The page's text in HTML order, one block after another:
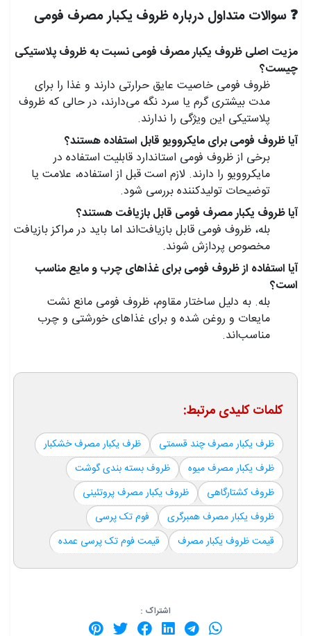
❓ سوالات متداول درباره ظروف یکبار مصرف فومی
مزیت اصلی ظروف یکبار مصرف فومی نسبت به ظروف پلاستیکی
چیست؟
ظروف فومی خاصیت عایق حرارتی دارند و غذا را برای
مدت بیشتری گرم یا سرد نگه می‌دارند، در حالی که ظروف
پلاستیکی این ویژگی را ندارند.
آیا ظروف فومی برای مایکروویو قابل استفاده هستند؟
برخی از ظروف فومی استاندارد قابلیت استفاده در
مایکروویو را دارند. لازم است قبل از استفاده، علامت یا
توضیحات تولیدکننده بررسی شود.
آیا ظروف یکبار مصرف فومی قابل بازیافت هستند؟
بله، ظروف فومی قابل بازیافت‌اند اما باید در مراکز بازیافت
مخصوص پردازش شوند.
آیا استفاده از ظروف فومی برای غذاهای چرب و مایع مناسب
است؟
بله. به دلیل ساختار مقاوم، ظروف فومی مانع نشت
مایعات و روغن شده و برای غذاهای خورشتی و چرب
مناسب‌اند.
کلمات کلیدی مرتبط:
ظرف یکبار مصرف چند قسمتی
ظرف یکبار مصرف خشکبار
ظرف یکبار مصرف میوه
ظروف بسته بندی گوشت
ظروف کشتارگاهی
ظروف یکبار مصرف پروتئینی
ظروف یکبار مصرف همبرگری
فوم تک پرسی
قیمت ظروف یکبار مصرف
قیمت فوم تک پرسی عمده
اشتراک :